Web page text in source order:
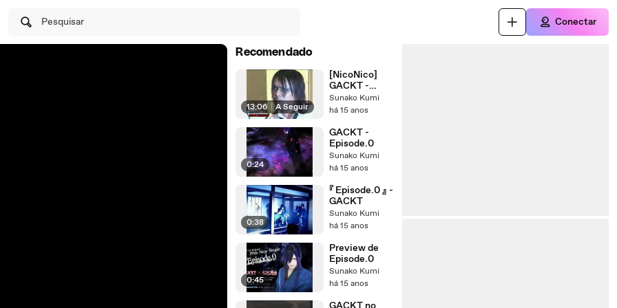
Pesquisar Conectar
Recomendado
13:06 A Seguir
[NicoNico]
GACKT -
Yellow Fried
Chickenz
Conferencia
(09.06.2011)
Sunako Kumi
há 15 anos
0:24
GACKT -
Episode.0
Sunako Kumi
há 15 anos
0:38
『 Episode.0 』 -
GACKT
Sunako Kumi
há 15 anos
0:45
Preview de
Episode.0
Sunako Kumi
há 15 anos